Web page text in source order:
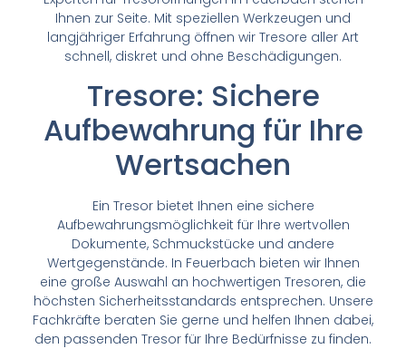
Ihnen zur Seite. Mit speziellen Werkzeugen und
langjähriger Erfahrung öffnen wir Tresore aller Art
schnell, diskret und ohne Beschädigungen.
Tresore: Sichere
Aufbewahrung für Ihre
Wertsachen
Ein Tresor bietet Ihnen eine sichere
Aufbewahrungsmöglichkeit für Ihre wertvollen
Dokumente, Schmuckstücke und andere
Wertgegenstände. In Feuerbach bieten wir Ihnen
eine große Auswahl an hochwertigen Tresoren, die
höchsten Sicherheitsstandards entsprechen. Unsere
Fachkräfte beraten Sie gerne und helfen Ihnen dabei,
den passenden Tresor für Ihre Bedürfnisse zu finden.